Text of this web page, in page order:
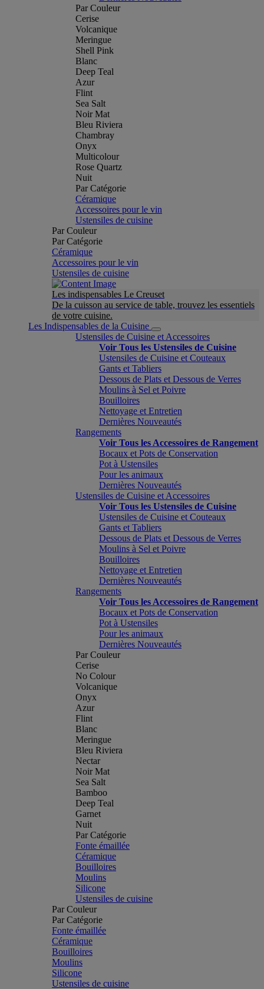
Par Couleur
Cerise
Volcanique
Meringue
Shell Pink
Blanc
Deep Teal
Azur
Flint
Sea Salt
Noir Mat
Bleu Riviera
Chambray
Onyx
Multicolour
Rose Quartz
Nuit
Par Catégorie
Céramique
Accessoires pour le vin
Ustensiles de cuisine
Par Couleur
Par Catégorie
Céramique
Accessoires pour le vin
Ustensiles de cuisine
Les indispensables Le Creuset
De la cuisson au service de table, trouvez les essentiels
de votre cuisine.
Les Indispensables de la Cuisine
Ustensiles de Cuisine et Accessoires
Voir Tous les Ustensiles de Cuisine
Ustensiles de Cuisine et Couteaux
Gants et Tabliers
Dessous de Plats et Dessous de Verres
Moulins à Sel et Poivre
Bouilloires
Nettoyage et Entretien
Dernières Nouveautés
Rangements
Voir Tous les Accessoires de Rangement
Bocaux et Pots de Conservation
Pot à Ustensiles
Pour les animaux
Dernières Nouveautés
Ustensiles de Cuisine et Accessoires
Voir Tous les Ustensiles de Cuisine
Ustensiles de Cuisine et Couteaux
Gants et Tabliers
Dessous de Plats et Dessous de Verres
Moulins à Sel et Poivre
Bouilloires
Nettoyage et Entretien
Dernières Nouveautés
Rangements
Voir Tous les Accessoires de Rangement
Bocaux et Pots de Conservation
Pot à Ustensiles
Pour les animaux
Dernières Nouveautés
Par Couleur
Cerise
No Colour
Volcanique
Onyx
Azur
Flint
Blanc
Meringue
Bleu Riviera
Nectar
Noir Mat
Sea Salt
Bamboo
Deep Teal
Garnet
Nuit
Par Catégorie
Fonte émaillée
Céramique
Bouilloires
Moulins
Silicone
Ustensiles de cuisine
Par Couleur
Par Catégorie
Fonte émaillée
Céramique
Bouilloires
Moulins
Silicone
Ustensiles de cuisine